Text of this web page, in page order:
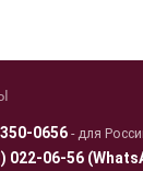
0656 - для
022-06-56